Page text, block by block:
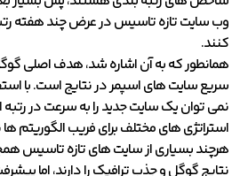
وب سایت تازه تاسیس در عرض چند هفته
کنند.
همانطور که به آن اشاره شد، هدف اصلی
سریع سایت های اسپمر در نتایج است. با
نمی توان یک سایت جدید را به سرعت در رتبه
استراتژی های مختلف برای فریب الگوریتم ها
هرچند بسیاری از سایت های تازه تاسیس
نتایج گوگل و جذب ترافیک را دارند، اما